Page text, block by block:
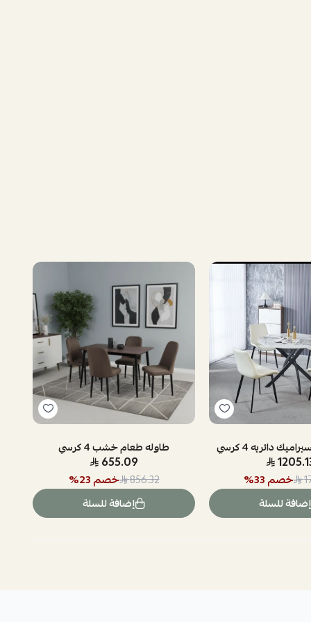
دائريه 4 كرسي
خصم33
%
إضافة للسلة
طاوله طعام خشب 4 كرسي
655.09
856.32 خصم23
%
إضافة للسلة